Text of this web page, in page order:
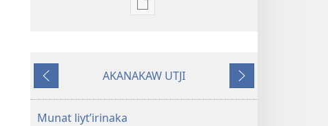
Aka
YATIYAÑATAKI
Kuttʼañataki
AKANAKAW UTJI
Pasañataki
Munat liytʼirinaka